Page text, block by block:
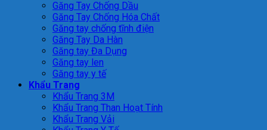
Găng Tay Chống Dầu
Găng Tay Chống Hóa Chất
Găng tay chống tĩnh điện
Găng Tay Da Hàn
Găng tay Đa Dụng
Găng tay len
Găng tay y tế
Khẩu Trang
Khẩu Trang 3M
Khẩu Trang Than Hoạt Tính
Khẩu Trang Vải